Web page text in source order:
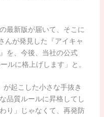
最新版が届いて、そこに
んが発見した『アイキャ
を、今後、当社の公式
ルに格上げします」と。
が起こした小さな手抜き
品質ルールに昇格してし
り」じゃなくて、再発防